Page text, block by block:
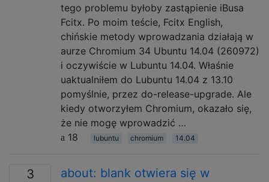
tego problemu byłoby zastąpienie iBusa
Fcitx. Po moim teście, Fcitx English,
chińskie metody wprowadzania działają w
aurze Chromium 34 Ubuntu 14.04 (260972)
i oczywiście w Lubuntu 14.04. Właśnie
uaktualniłem do Lubuntu 14.04 z 13.10
pomyślnie, przez do-release-upgrade. Ale
kiedy otworzyłem Chromium, okazało się,
że nie mogę wprowadzić …
18
lubuntu chromium 14.04
3
about: blank otwiera się w